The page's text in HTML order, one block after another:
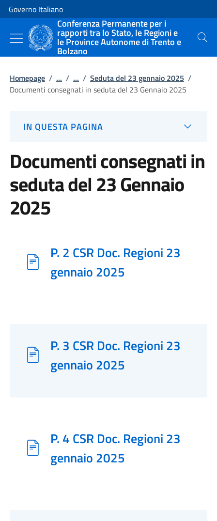
Vai al contenuto
Vai alla navigazione del sito
Governo Italiano
Conferenza Permanente per i
rapporti tra lo Stato, le Regioni e
le Province Autonome di Trento e
Bolzano
Cerca
Homepage / ... / ... / Seduta del 23 gennaio 2025 /
Documenti consegnati in seduta del 23 Gennaio 2025
IN QUESTA PAGINA
Documenti consegnati in
seduta del 23 Gennaio
2025
P. 2 CSR Doc. Regioni 23
gennaio 2025
P. 3 CSR Doc. Regioni 23
gennaio 2025
P. 4 CSR Doc. Regioni 23
gennaio 2025